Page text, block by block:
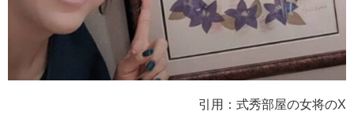
引用：式秀部屋の女将のX